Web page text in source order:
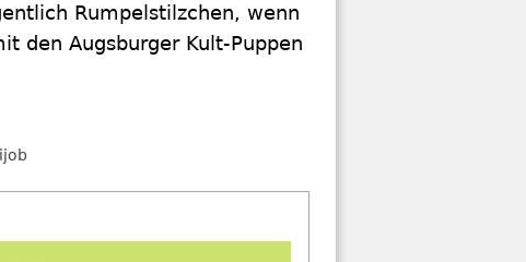
Rumpelstilzchen, wenn
den Augsburger Kult-Puppen